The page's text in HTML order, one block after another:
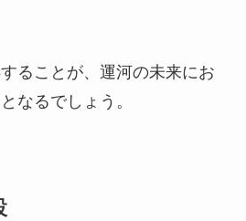
ることが、運河の未来にお
なるでしょう。